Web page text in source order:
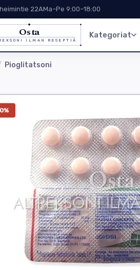
22AMa–Pe 9:00–18:00
Osta
ILMAN RESEPTIÄ
Kategoriat
Pioglitatsoni